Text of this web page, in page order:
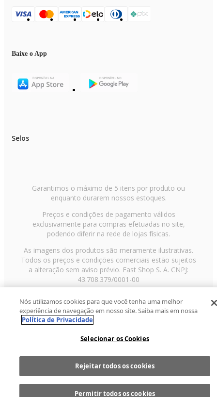
Comprar
Baixe o App
Selos
Garantimos o máximo de 5 itens por produto ou
enquanto durarem nossos estoques.
Preços e condições de pagamento válidos
exclusivamente para compras efetuadas no site,
podendo diferir na rede de lojas físicas.
As imagens dos produtos são meramente ilustrativas.
Todos os preços e condições comerciais estão sujeitos
a alteração sem aviso prévio. Fast Shop S. A. CNPJ:
43.708.379/0001-00
Paulo/SP, CEP 02029-001, Telefone: 11 3003-3728 ©
2013 Fast Shop - Todos os direitos reservadosRF
Nós utilizamos cookies para que você tenha uma melhor
experiência de navegação em nosso site. Saiba mais em nossa
Política de Privacidade
Selecionar os Cookies
Rejeitar todos os cookies
Permitir todos os cookies